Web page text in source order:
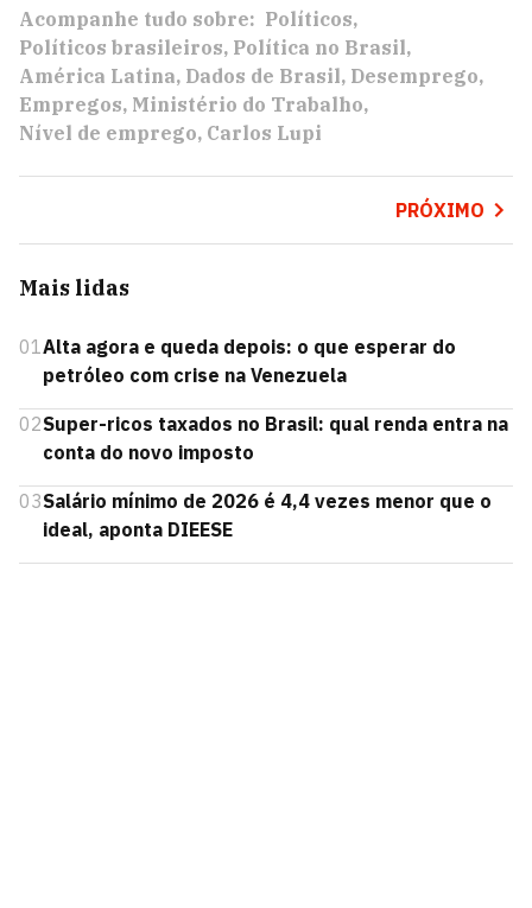
Acompanhe tudo sobre: Políticos
Políticos brasileiros Política no Brasil
América Latina Dados de Brasil Desemprego
Empregos Ministério do Trabalho
Nível de emprego Carlos Lupi
PRÓXIMO
Mais lidas
01Alta agora e queda depois: o que esperar do
petróleo com crise na Venezuela
02Super-ricos taxados no Brasil: qual renda entra na
conta do novo imposto
03Salário mínimo de 2026 é 4,4 vezes menor que o
ideal, aponta DIEESE